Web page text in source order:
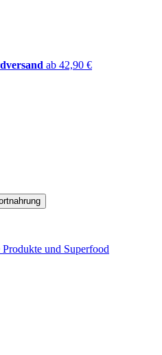
ab 42,90 €
und Superfood